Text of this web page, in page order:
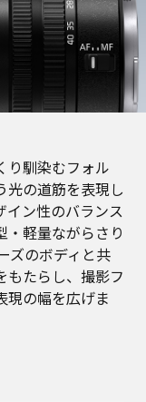
り馴染むフォル
光の道筋を表現し
イン性のバランス
・軽量ながらさり
ズのボディと共
もたらし、撮影フ
現の幅を広げま